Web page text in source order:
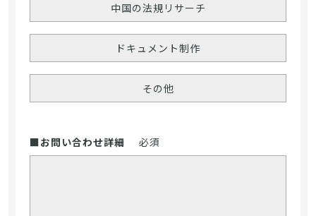
中国の法規リサーチ
ドキュメント制作
その他
■お問い合わせ詳細 必須